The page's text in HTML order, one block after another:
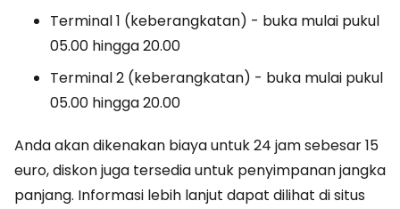
Terminal 1 (keberangkatan) - buka mulai pukul
05.00 hingga 20.00
Terminal 2 (keberangkatan) - buka mulai pukul
05.00 hingga 20.00
Anda akan dikenakan biaya untuk 24 jam sebesar 15
euro, diskon juga tersedia untuk penyimpanan jangka
panjang. Informasi lebih lanjut dapat dilihat di situs